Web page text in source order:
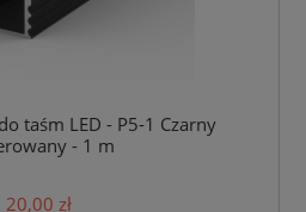
taśm LED - P5-1 Czarny
- 1 m
20,00 zł